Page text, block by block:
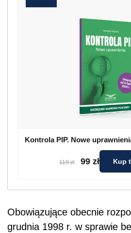
Kontrola PIP. Nowe
119 zł 99 zł Kup
Obowiązujące obecnie
grudnia 1998 r. w sprawie